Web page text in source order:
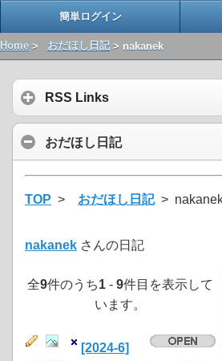
簡単ログイン
Home > おだほし日記> nakanek
RSS Links
おだほし日記
TOP > おだほし日記>
nakanek さんの日記
全9件のうち1 - 9件目を表示して
います。
[2024-6]